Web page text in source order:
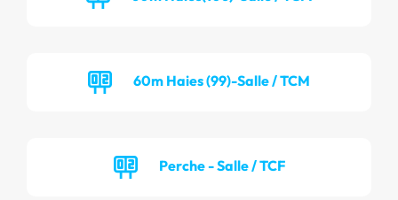
60m Haies (99)-Salle / TCM
Perche - Salle / TCF